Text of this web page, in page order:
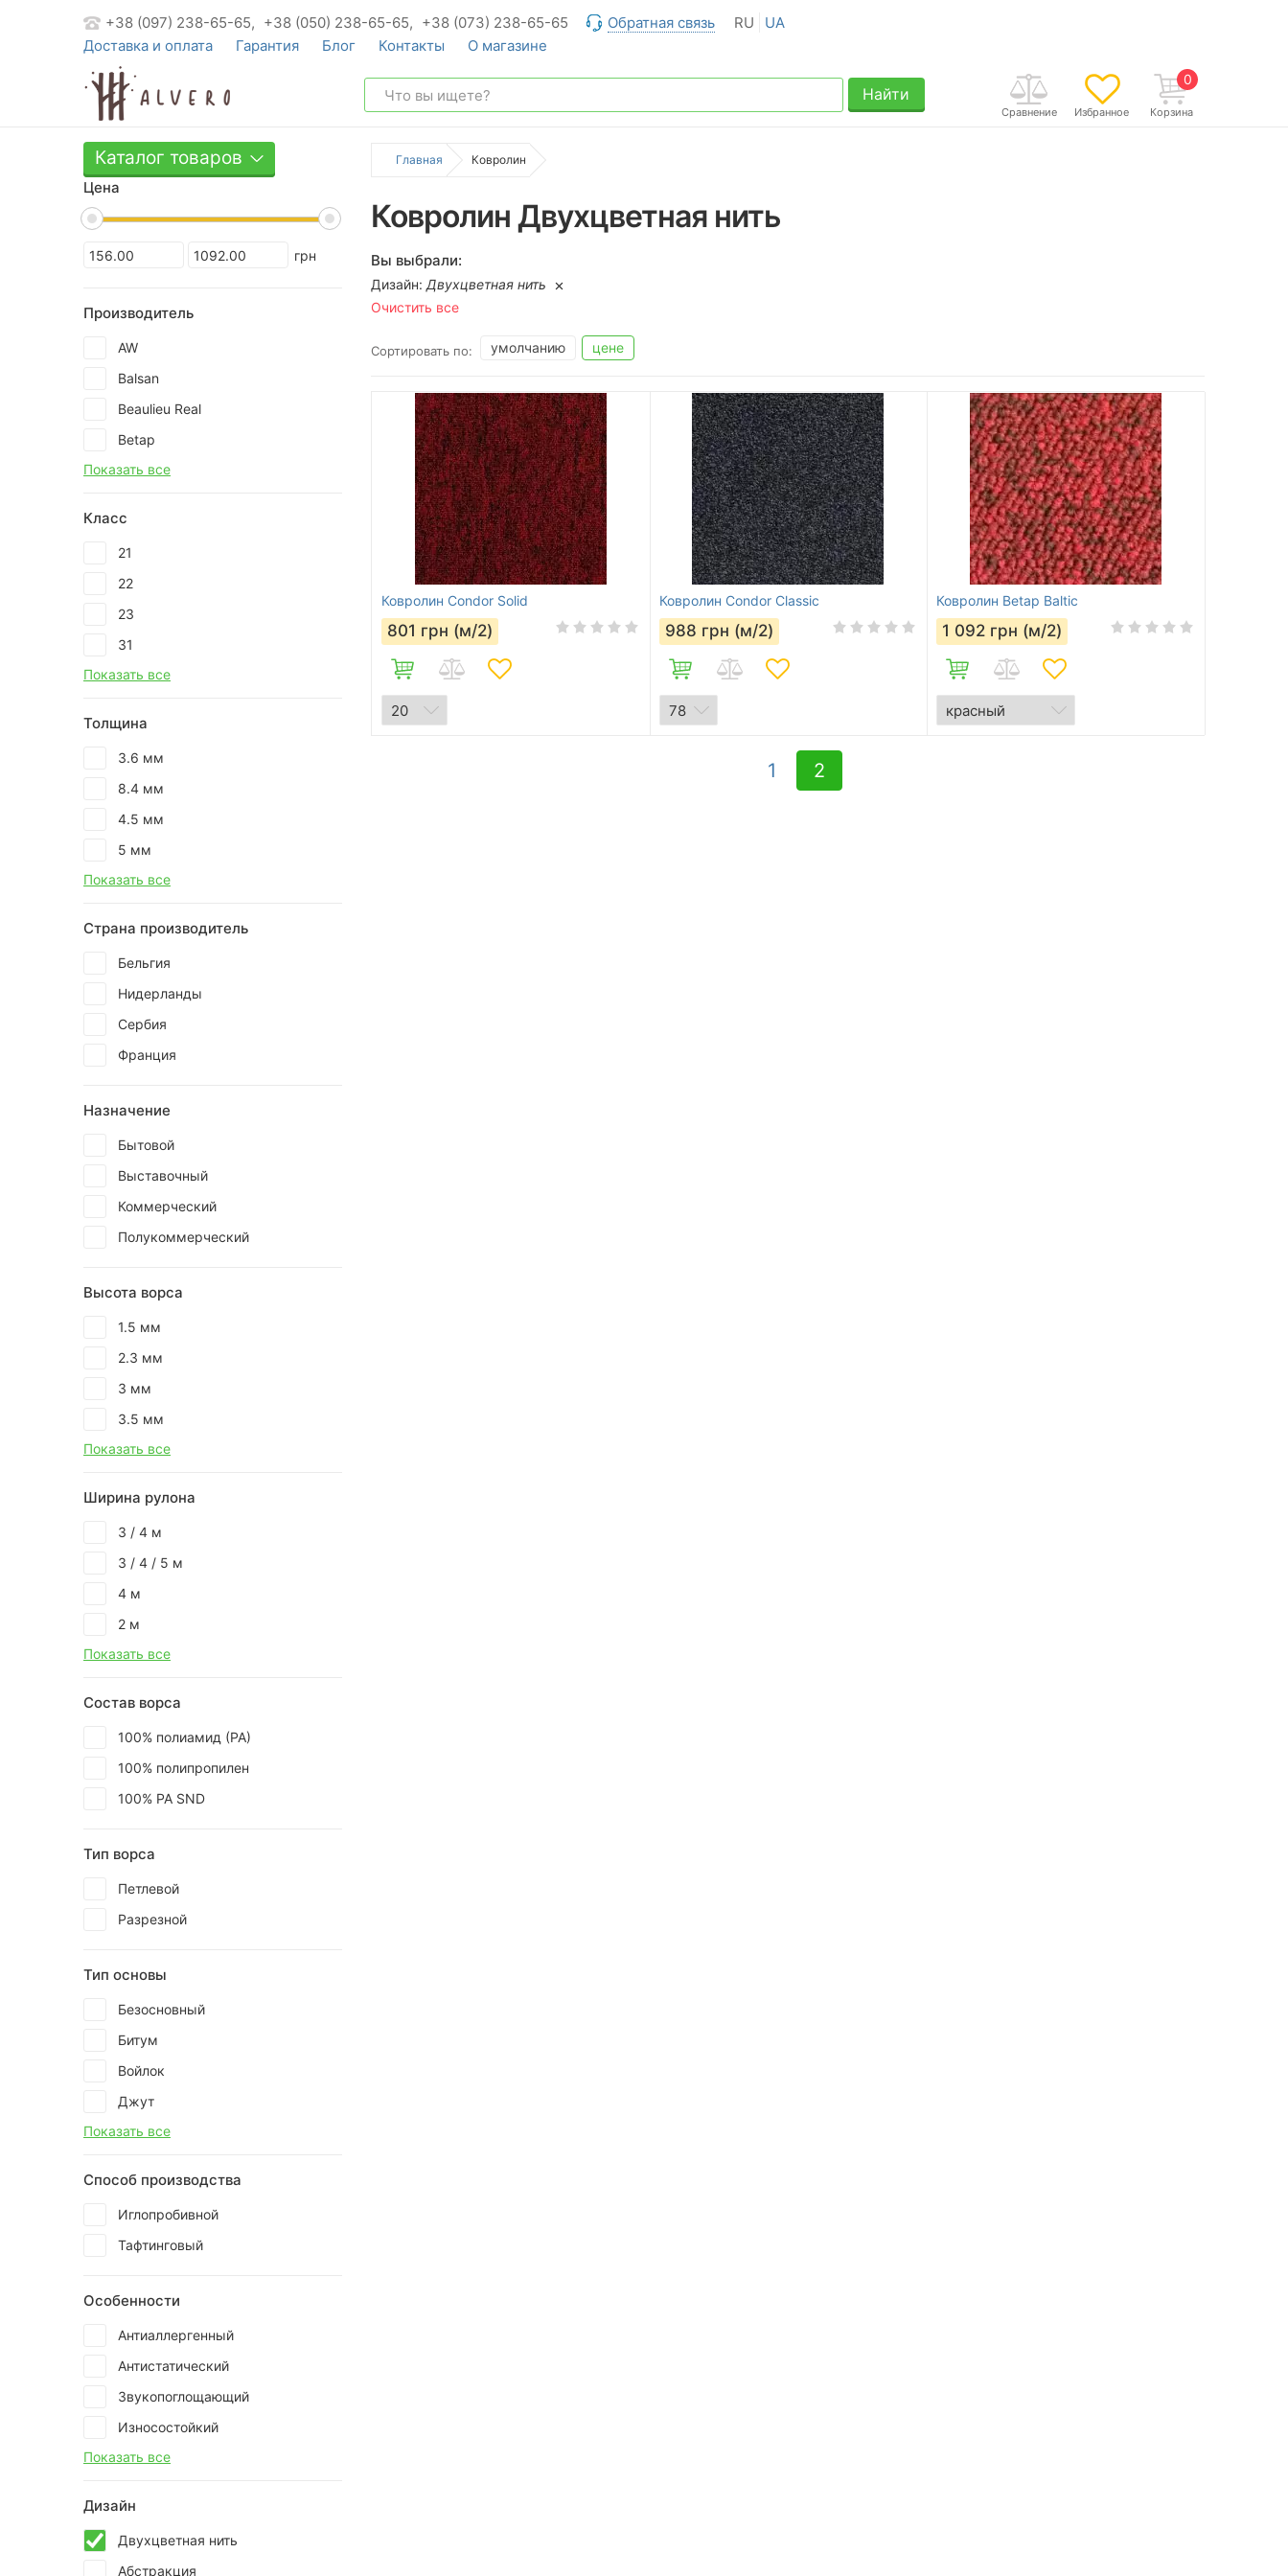
+38 (097) 238-65-65, +38 (050) 238-65-65, +38 (073) 238-65-65 Обратная связь RU
UA
Доставка и оплата
Гарантия Блог Контакты О магазине
0
Корзина
Избранное
Сравнение
Найти
Каталог товаров
Цена
грн
Производитель
AW
Balsan
Beaulieu Real
Betap
Показать все
Класс
21
22
23
31
Показать все
Толщина
3.6 мм
8.4 мм
4.5 мм
5 мм
Показать все
Страна производитель
Бельгия
Нидерланды
Сербия
Франция
Назначение
Бытовой
Выставочный
Коммерческий
Полукоммерческий
Высота ворса
1.5 мм
2.3 мм
3 мм
3.5 мм
Показать все
Ширина рулона
3 / 4 м
3 / 4 / 5 м
4 м
2 м
Показать все
Состав ворса
100% полиамид (РА)
100% полипропилен
100% РА SND
Тип ворса
Петлевой
Разрезной
Тип основы
Безосновный
Битум
Войлок
Джут
Показать все
Способ производства
Иглопробивной
Тафтинговый
Особенности
Антиаллергенный
Антистатический
Звукопоглощающий
Износостойкий
Показать все
Дизайн
Двухцветная нить
Абстракция
Главная Ковролин
Ковролин Двухцветная нить
Вы выбрали:
Дизайн: Двухцветная нить
Очистить все
Сортировать по: умолчанию цене
Ковролин Condor Solid
801 грн (м/2)
Ковролин Condor Classic
988 грн (м/2)
Ковролин Betap Baltic
1 092 грн (м/2)
1 2